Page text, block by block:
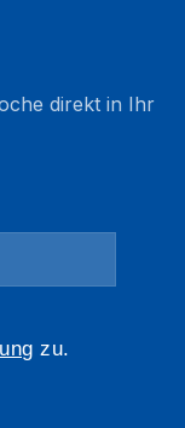
direkt in Ihr